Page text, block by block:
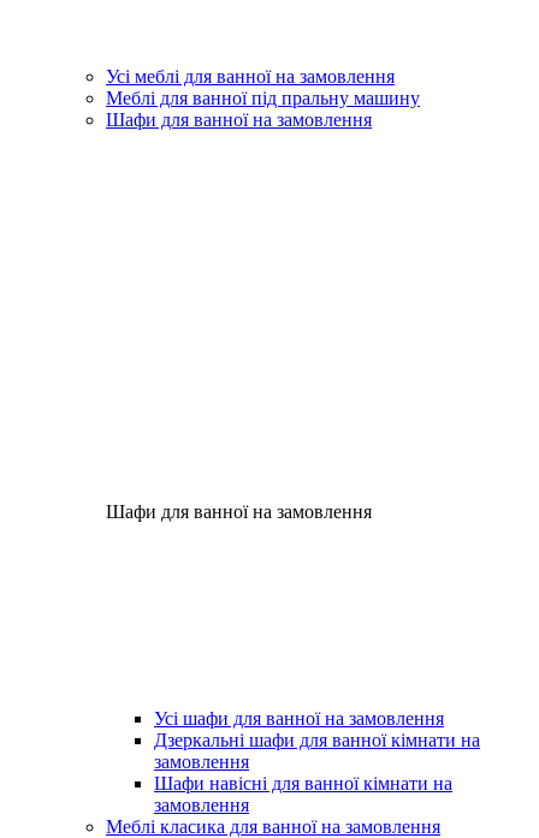
Усі меблі для ванної на замовлення
Меблі для ванної під пральну машину
Шафи для ванної на замовлення
Шафи для ванної на замовлення
Усі шафи для ванної на замовлення
Дзеркальні шафи для ванної кімнати на
замовлення
Шафи навісні для ванної кімнати на
замовлення
Меблі класика для ванної на замовлення